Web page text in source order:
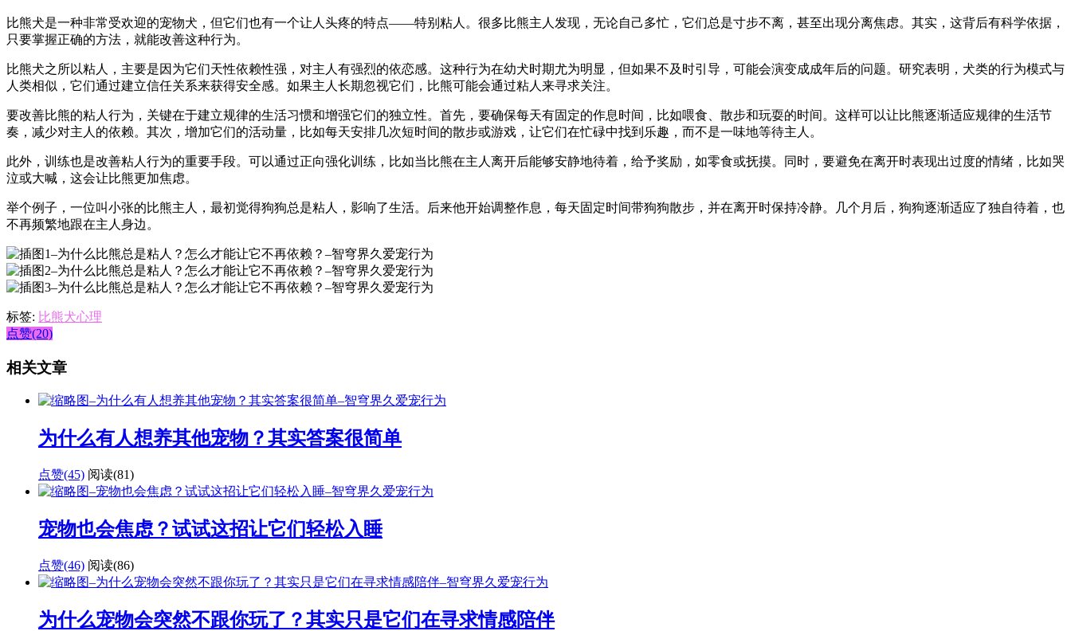
比熊犬是一种非常受欢迎的宠物犬，但它们也有一个让人头疼的特点——特别粘人。很多比熊主人发现，无论自己多忙，它们总是寸步不离，甚至出现分离焦虑。其实，这背后有科学依据，
只要掌握正确的方法，就能改善这种行为。
比熊犬之所以粘人，主要是因为它们天性依赖性强，对主人有强烈的依恋感。这种行为在幼犬时期尤为明显，但如果不及时引导，可能会演变成成年后的问题。研究表明，犬类的行为模式与
人类相似，它们通过建立信任关系来获得安全感。如果主人长期忽视它们，比熊可能会通过粘人来寻求关注。
要改善比熊的粘人行为，关键在于建立规律的生活习惯和增强它们的独立性。首先，要确保每天有固定的作息时间，比如喂食、散步和玩耍的时间。这样可以让比熊逐渐适应规律的生活节
奏，减少对主人的依赖。其次，增加它们的活动量，比如每天安排几次短时间的散步或游戏，让它们在忙碌中找到乐趣，而不是一味地等待主人。
此外，训练也是改善粘人行为的重要手段。可以通过正向强化训练，比如当比熊在主人离开后能够安静地待着，给予奖励，如零食或抚摸。同时，要避免在离开时表现出过度的情绪，比如哭
泣或大喊，这会让比熊更加焦虑。
举个例子，一位叫小张的比熊主人，最初觉得狗狗总是粘人，影响了生活。后来他开始调整作息，每天固定时间带狗狗散步，并在离开时保持冷静。几个月后，狗狗逐渐适应了独自待着，也
不再频繁地跟在主人身边。
标签: 比熊犬心理
点赞(20)
相关文章
为什么有人想养其他宠物？其实答案很简单
点赞(45) 阅读(81)
宠物也会焦虑？试试这招让它们轻松入睡
点赞(46) 阅读(86)
为什么宠物会突然不跟你玩了？其实只是它们在寻求情感陪伴